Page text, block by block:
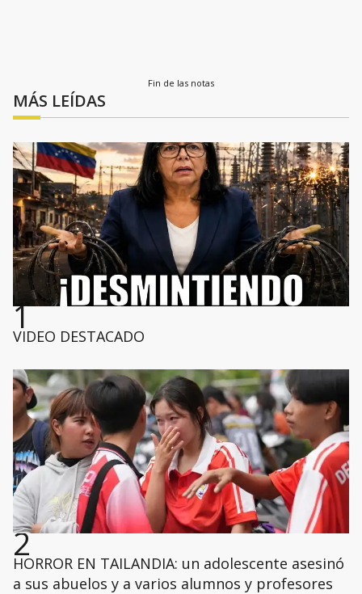
Fin de las notas
MÁS LEÍDAS
1
VIDEO DESTACADO
2
HORROR EN TAILANDIA: un adolescente asesinó
a sus abuelos y a varios alumnos y profesores